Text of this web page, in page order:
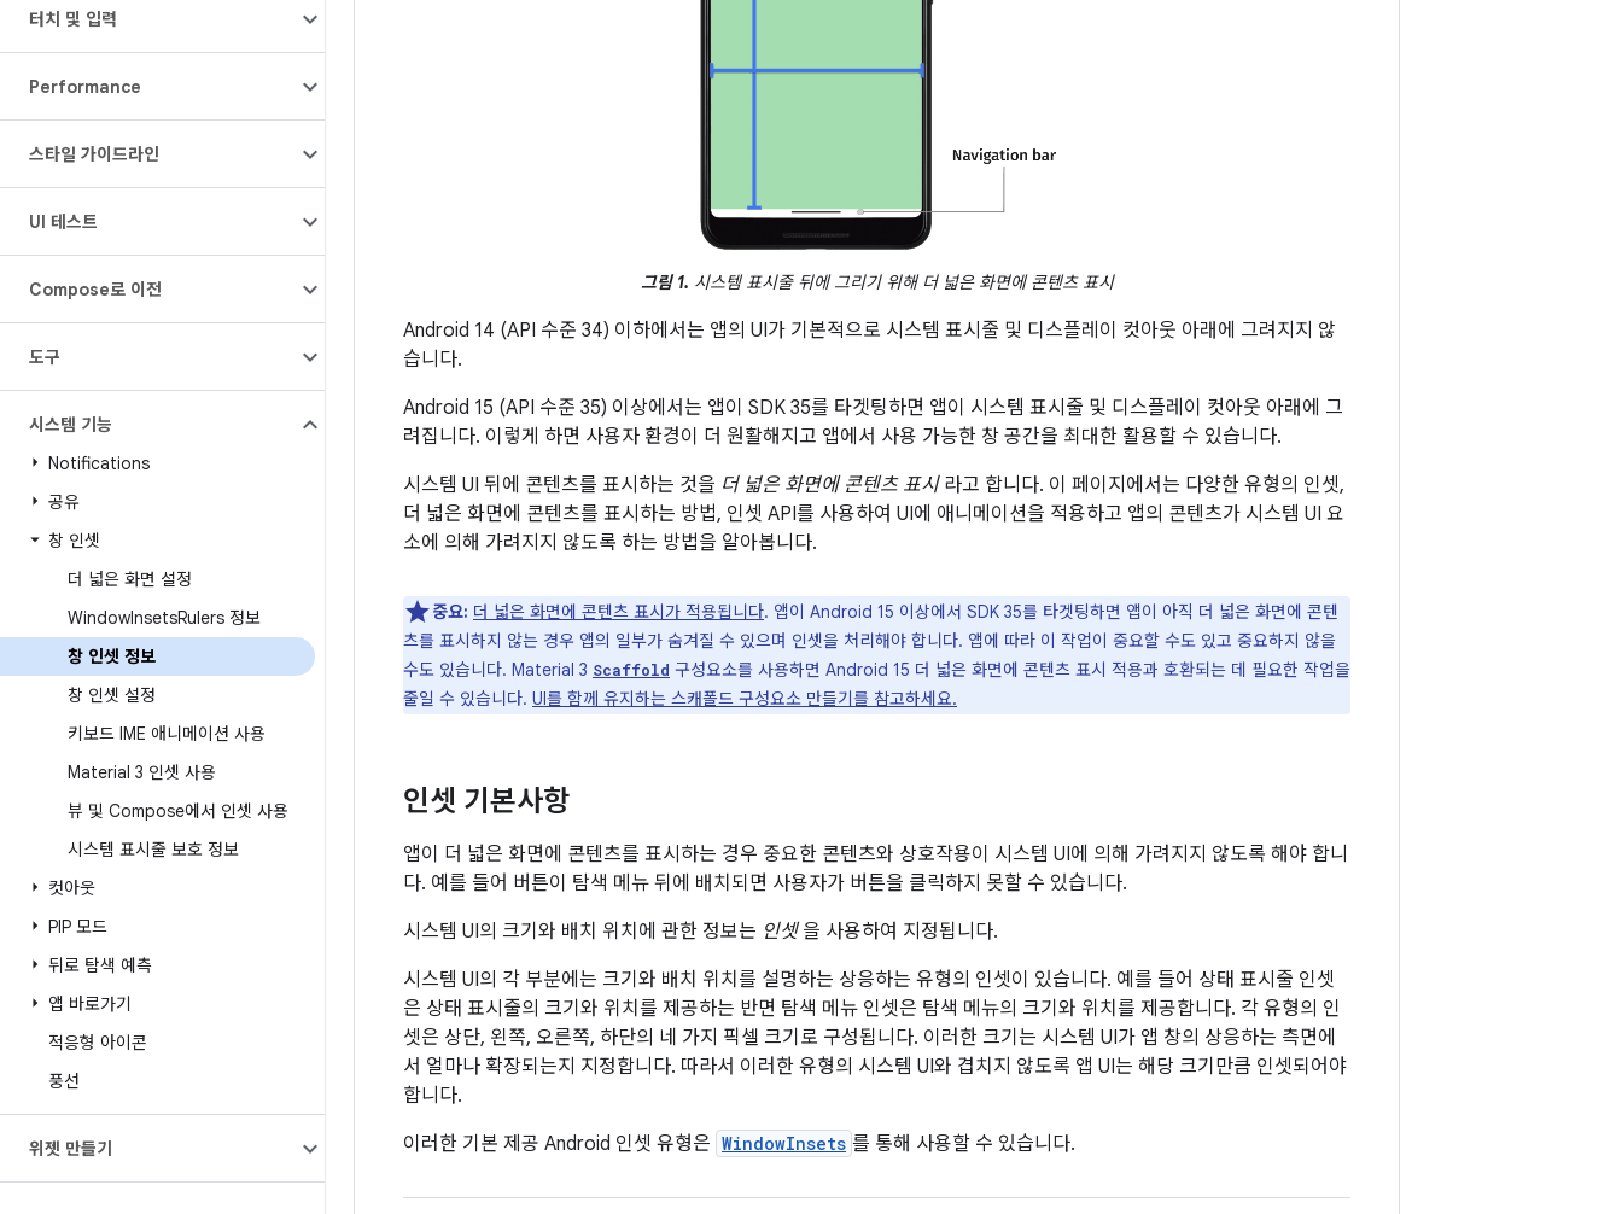
터치 및 입력
Performance
스타일 가이드라인
UI 테스트
Compose로 이전
도구
시스템 기능
Notifications
공유
창 인셋
더 넓은 화면 설정
WindowInsetsRulers 정보
창 인셋 정보
창 인셋 설정
키보드 IME 애니메이션 사용
Material 3 인셋 사용
뷰 및 Compose에서 인셋 사용
시스템 표시줄 보호 정보
컷아웃
PIP 모드
뒤로 탐색 예측
앱 바로가기
적응형 아이콘
풍선
위젯 만들기
그림 1. 시스템 표시줄 뒤에 그리기 위해 더 넓은 화면에 콘텐츠 표시
Android 14 (API 수준 34) 이하에서는 앱의 UI가 기본적으로 시스템 표시줄 및 디스플레이 컷아웃 아래에 그려지지 않
습니다.
Android 15 (API 수준 35) 이상에서는 앱이 SDK 35를 타겟팅하면 앱이 시스템 표시줄 및 디스플레이 컷아웃 아래에 그
려집니다. 이렇게 하면 사용자 환경이 더 원활해지고 앱에서 사용 가능한 창 공간을 최대한 활용할 수 있습니다.
시스템 UI 뒤에 콘텐츠를 표시하는 것을 더 넓은 화면에 콘텐츠 표시라고 합니다. 이 페이지에서는 다양한 유형의 인셋,
더 넓은 화면에 콘텐츠를 표시하는 방법, 인셋 API를 사용하여 UI에 애니메이션을 적용하고 앱의 콘텐츠가 시스템 UI 요
소에 의해 가려지지 않도록 하는 방법을 알아봅니다.
중요: 더 넓은 화면에 콘텐츠 표시가 적용됩니다. 앱이 Android 15 이상에서 SDK 35를 타겟팅하면 앱이 아직 더 넓은 화면에 콘텐
츠를 표시하지 않는 경우 앱의 일부가 숨겨질 수 있으며 인셋을 처리해야 합니다. 앱에 따라 이 작업이 중요할 수도 있고 중요하지 않을
수도 있습니다. Material 3 Scaffold 구성요소를 사용하면 Android 15 더 넓은 화면에 콘텐츠 표시 적용과 호환되는 데 필요한 작업을
줄일 수 있습니다. UI를 함께 유지하는 스캐폴드 구성요소 만들기를 참고하세요.
인셋 기본사항
앱이 더 넓은 화면에 콘텐츠를 표시하는 경우 중요한 콘텐츠와 상호작용이 시스템 UI에 의해 가려지지 않도록 해야 합니
다. 예를 들어 버튼이 탐색 메뉴 뒤에 배치되면 사용자가 버튼을 클릭하지 못할 수 있습니다.
시스템 UI의 크기와 배치 위치에 관한 정보는 인셋을 사용하여 지정됩니다.
시스템 UI의 각 부분에는 크기와 배치 위치를 설명하는 상응하는 유형의 인셋이 있습니다. 예를 들어 상태 표시줄 인셋
은 상태 표시줄의 크기와 위치를 제공하는 반면 탐색 메뉴 인셋은 탐색 메뉴의 크기와 위치를 제공합니다. 각 유형의 인
셋은 상단, 왼쪽, 오른쪽, 하단의 네 가지 픽셀 크기로 구성됩니다. 이러한 크기는 시스템 UI가 앱 창의 상응하는 측면에
서 얼마나 확장되는지 지정합니다. 따라서 이러한 유형의 시스템 UI와 겹치지 않도록 앱 UI는 해당 크기만큼 인셋되어야
합니다.
이러한 기본 제공 Android 인셋 유형은 WindowInsets 를 통해 사용할 수 있습니다.